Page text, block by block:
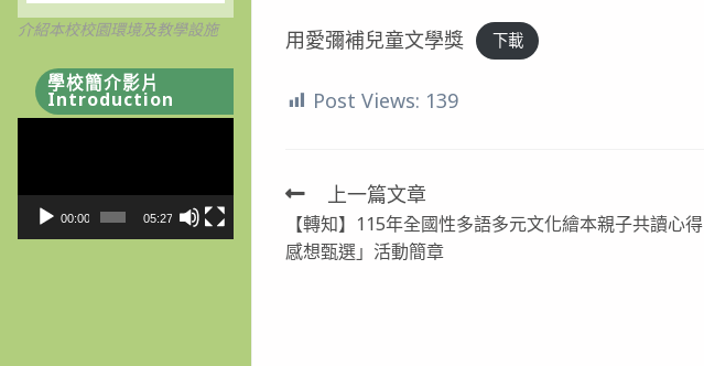
用愛彌補兒童文學獎 下載
Post Views: 139
Read
more
上一篇文章
【轉知】115年全國性多語多元文化繪本親子共讀心得
感想甄選」活動簡章
介紹本校校園環境及教學設施
學校簡介影片
Introduction
器
00:00 05:27